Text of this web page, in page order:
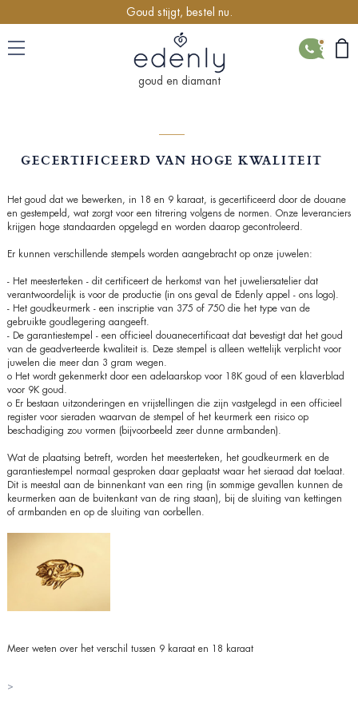
Goud stijgt, bestel nu.
CONTACT
goud en diamant
GECERTIFICEERD VAN HOGE KWALITEIT
Het goud dat we bewerken, in 18 en 9 karaat, is gecertificeerd door de douane
en gestempeld, wat zorgt voor een titrering volgens de normen. Onze leveranciers
krijgen hoge standaarden opgelegd en worden daarop gecontroleerd.
Er kunnen verschillende stempels worden aangebracht op onze juwelen:
- Het meesterteken - dit certificeert de herkomst van het juweliersatelier dat
verantwoordelijk is voor de productie (in ons geval de Edenly appel - ons logo).
- Het goudkeurmerk - een inscriptie van 375 of 750 die het type van de
gebruikte goudlegering aangeeft.
- De garantiestempel - een officieel douanecertificaat dat bevestigt dat het goud
van de geadverteerde kwaliteit is. Deze stempel is alleen wettelijk verplicht voor
juwelen die meer dan 3 gram wegen.
o Het wordt gekenmerkt door een adelaarskop voor 18K goud of een klaverblad
voor 9K goud.
o Er bestaan uitzonderingen en vrijstellingen die zijn vastgelegd in een officieel
register voor sieraden waarvan de stempel of het keurmerk een risico op
beschadiging zou vormen (bijvoorbeeld zeer dunne armbanden).
Wat de plaatsing betreft, worden het meesterteken, het goudkeurmerk en de
garantiestempel normaal gesproken daar geplaatst waar het sieraad dat toelaat.
Dit is meestal aan de binnenkant van een ring (in sommige gevallen kunnen de
keurmerken aan de buitenkant van de ring staan), bij de sluiting van kettingen
of armbanden en op de sluiting van oorbellen.
Meer weten over het verschil tussen 9 karaat en 18 karaat
>